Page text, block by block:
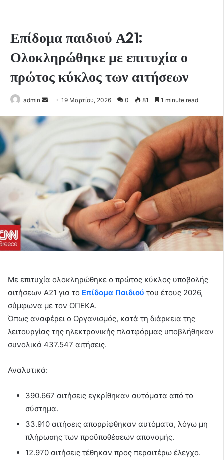
Επίδομα παιδιού Α21:
Ολοκληρώθηκε με επιτυχία ο
πρώτος κύκλος των αιτήσεων
admin
Send19 Μαρτίου, 2026 0 81 1 minute read
Με επιτυχία ολοκληρώθηκε ο πρώτος κύκλος υποβολής
αιτήσεων Α21 για το Επίδομα Παιδιού του έτους 2026,
σύμφωνα με τον ΟΠΕΚΑ.
Όπως αναφέρει ο Οργανισμός, κατά τη διάρκεια της
λειτουργίας της ηλεκτρονικής πλατφόρμας υποβλήθηκαν
συνολικά 437.547 αιτήσεις.
Αναλυτικά:
390.667 αιτήσεις εγκρίθηκαν αυτόματα από το
σύστημα.
33.910 αιτήσεις απορρίφθηκαν αυτόματα, λόγω μη
πλήρωσης των προϋποθέσεων απονομής.
12.970 αιτήσεις τέθηκαν προς περαιτέρω έλεγχο.